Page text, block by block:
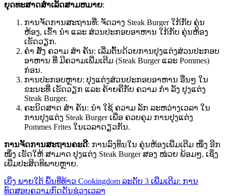
ຍຸດທະສາດສໍາເລັດສາມຫມາຍ:
ການຈັດການສະຖານທີ່: ຈັດວາງ Steak Burger ໃກ້ກັບ ຄຸ່ນ
ຫ້ອງ, ເຂົ້າ ນຳ ແລະ ສ່ວນປະກອບອາຫານ ໃກ້ກັບ ຄຸ່ນຫ້ອງ
ເຮັດວຽກ.
ຄຳ ສັ່ງ ຄວາມ ສຳ ຄັນ: ເລີ່ມຕົ້ນດ້ວຍການປຸງແຕ່ງສ່ວນປະກອບ
ອາຫານ ທີ່ ມີຄວາມເພີ່ມເຕີມ (Steak Burger ແລະ Pommes)
ກ່ອນ.
ການປະກອບຫຼາຍ: ປຸງແຕ່ງສ່ວນປະກອບອາຫານ ອື່ນໆ ໃນ
ຂະນະທີ່ ເຮັດວຽກ ແລະ ຄ້າຍຄືກັບ ຄວາມ ກຳ ລັງ ປຸງແຕ່ງ
Steak Burger.
ຄະນິດສາດ ສຳ ຄັນ: ນຳ ໃຊ້ ຄວາມ ລັກ ລະຫວ່າງເວລາ ໃນ
ການປຸງແຕ່ງ Steak Burger ເພື່ອ ຄວບຄຸມ ການປຸງແຕ່ງ
Pommes Frites ໃນເວລາດຽວກັນ.
ການຈັດການສະຖານຄະດີ: ການລົງທຶນໃນ ຄຸ່ນຫ້ອງເພີ່ມເຕີມ ໜຶ່ງ ອີກ
ໜຶ່ງ ເຮັດໃຫ້ ສາມາດ ປຸງແຕ່ງ Steak Burger ສອງ ໜ່ວຍ ພ້ອມໆ, ເຊິ່ງ
ເພີ່ມປະສິດທິພາບຫຼາຍ.
ເບິ່ງ ພາຍໃຕ້ ພຶ້ນທີ່ທ້າວ Cookingdom ລະດັບ 3 ເພີ່ມເຕີມ: ການ
ທົດສອບຄວາມກົດດັນຊ່ວງເວລາ